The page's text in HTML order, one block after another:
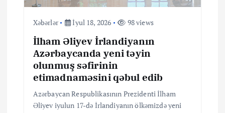
Xəbərlər İyul 18, 2026 98 views
İlham Əliyev İrlandiyanın
Azərbaycanda yeni təyin
olunmuş səfirinin
etimadnaməsini qəbul edib
Azərbaycan Respublikasının Prezidenti İlham
Əliyev iyulun 17-də İrlandiyanın ölkəmizdə yeni